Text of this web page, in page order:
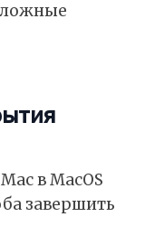
в MacOS
завершить